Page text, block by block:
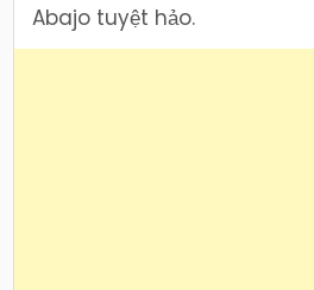
Abajo tuyệt hảo.